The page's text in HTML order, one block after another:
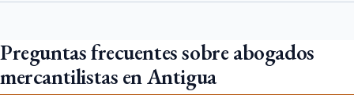
Preguntas frecuentes sobre abogados
mercantilistas en Antigua